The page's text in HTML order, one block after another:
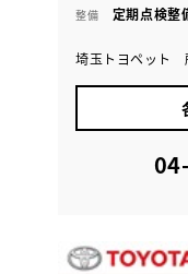
整備 定期点検整
埼玉トヨペット